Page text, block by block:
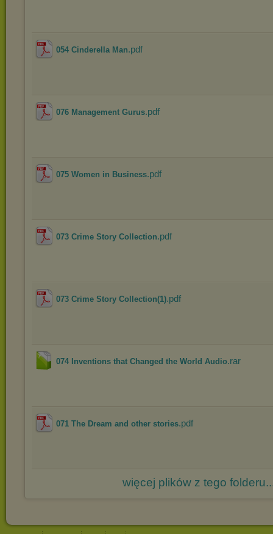
054 Cinderella Man.pdf
076 Management Gurus.pdf
075 Women in Business.pdf
073 Crime Story Collection.pdf
073 Crime Story Collection(1).pdf
074 Inventions that Changed the World Audio.rar
071 The Dream and other stories.pdf
więcej plików z tego